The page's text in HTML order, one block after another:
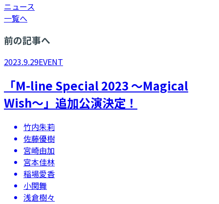
ニュース
一覧へ
前の記事へ
2023.9.29EVENT
「M-line Special 2023 ～Magical
Wish～」追加公演決定！
竹内朱莉
佐藤優樹
宮崎由加
宮本佳林
稲場愛香
小関舞
浅倉樹々